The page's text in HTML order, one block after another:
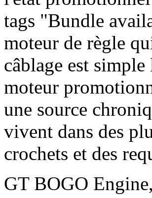
tags "Bundle
moteur de règle
câblage est
moteur
une source
vivent dans des
crochets et des
GT BOGO